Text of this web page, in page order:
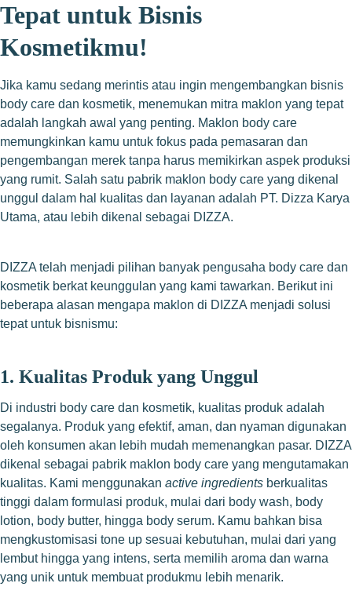
Tepat untuk Bisnis
Kosmetikmu!
Jika kamu sedang merintis atau ingin mengembangkan bisnis
body care dan kosmetik, menemukan mitra maklon yang tepat
adalah langkah awal yang penting. Maklon body care
memungkinkan kamu untuk fokus pada pemasaran dan
pengembangan merek tanpa harus memikirkan aspek produksi
yang rumit. Salah satu pabrik maklon body care yang dikenal
unggul dalam hal kualitas dan layanan adalah PT. Dizza Karya
Utama, atau lebih dikenal sebagai DIZZA.
DIZZA telah menjadi pilihan banyak pengusaha body care dan
kosmetik berkat keunggulan yang kami tawarkan. Berikut ini
beberapa alasan mengapa maklon di DIZZA menjadi solusi
tepat untuk bisnismu:
1. Kualitas Produk yang Unggul
Di industri body care dan kosmetik, kualitas produk adalah
segalanya. Produk yang efektif, aman, dan nyaman digunakan
oleh konsumen akan lebih mudah memenangkan pasar. DIZZA
dikenal sebagai pabrik maklon body care yang mengutamakan
kualitas. Kami menggunakan active ingredients berkualitas
tinggi dalam formulasi produk, mulai dari body wash, body
lotion, body butter, hingga body serum. Kamu bahkan bisa
mengkustomisasi tone up sesuai kebutuhan, mulai dari yang
lembut hingga yang intens, serta memilih aroma dan warna
yang unik untuk membuat produkmu lebih menarik.